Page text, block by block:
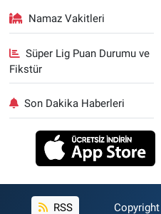
Namaz Vakitleri
Süper Lig Puan Durumu ve
Fikstür
Son Dakika Haberleri
RSS Copyright